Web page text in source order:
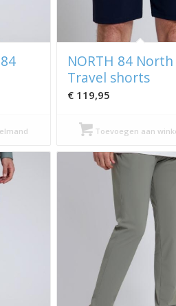
NORTH 84
Travel shorts
€119,95
Toevoegen aan